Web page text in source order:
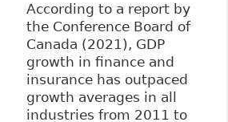
According to a report by
the Conference Board of
Canada (2021), GDP
growth in finance and
insurance has outpaced
growth averages in all
industries from 2011 to